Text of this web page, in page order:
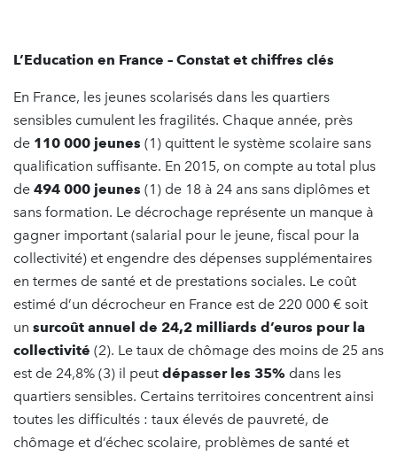
L’Education en France – Constat et chiffres clés
En France, les jeunes scolarisés dans les quartiers
sensibles cumulent les fragilités. Chaque année, près
de 110 000 jeunes (1) quittent le système scolaire sans
qualification suffisante. En 2015, on compte au total plus
de 494 000 jeunes (1) de 18 à 24 ans sans diplômes et
sans formation. Le décrochage représente un manque à
gagner important (salarial pour le jeune, fiscal pour la
collectivité) et engendre des dépenses supplémentaires
en termes de santé et de prestations sociales. Le coût
estimé d’un décrocheur en France est de 220 000 € soit
un surcoût annuel de 24,2 milliards d’euros pour la
collectivité (2). Le taux de chômage des moins de 25 ans
est de 24,8% (3) il peut dépasser les 35% dans les
quartiers sensibles. Certains territoires concentrent ainsi
toutes les difficultés : taux élevés de pauvreté, de
chômage et d’échec scolaire, problèmes de santé et